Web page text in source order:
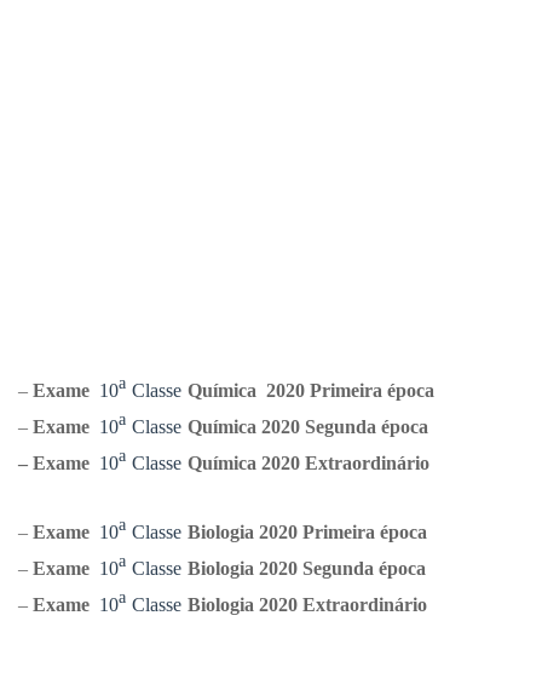
– Exame 10ᵃ Classe Química 2020 Primeira época
– Exame 10ᵃ Classe Química 2020 Segunda época
– Exame 10ᵃ Classe Química 2020 Extraordinário
– Exame 10ᵃ Classe Biologia 2020 Primeira época
– Exame 10ᵃ Classe Biologia 2020 Segunda época
– Exame 10ᵃ Classe Biologia 2020 Extraordinário